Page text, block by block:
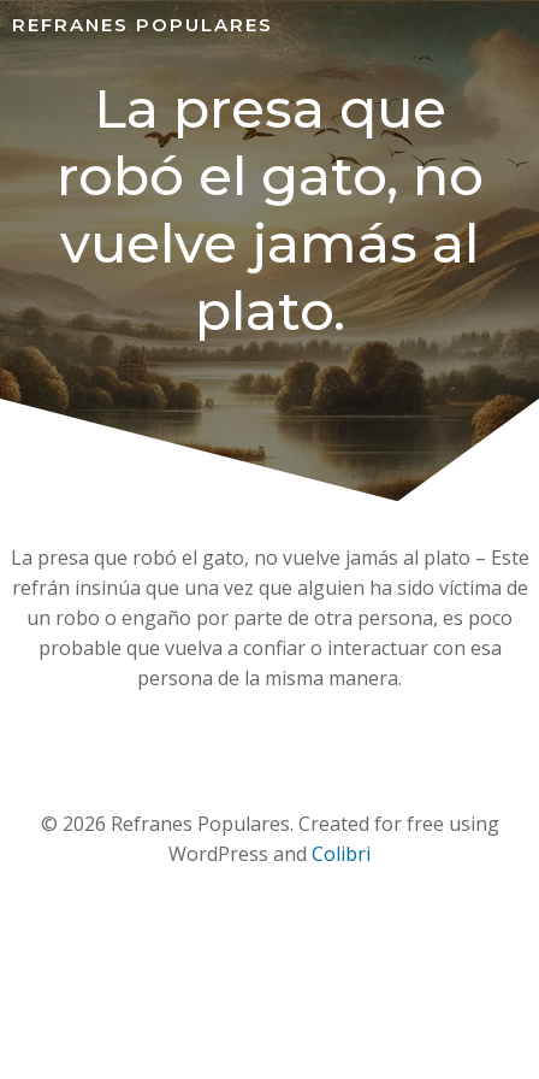
REFRANES POPULARES
La presa que
robó el gato, no
vuelve jamás al
plato.
La presa que robó el gato, no vuelve jamás al plato – Este
refrán insinúa que una vez que alguien ha sido víctima de
un robo o engaño por parte de otra persona, es poco
probable que vuelva a confiar o interactuar con esa
persona de la misma manera.
© 2026 Refranes Populares. Created for free using
WordPress and Colibri